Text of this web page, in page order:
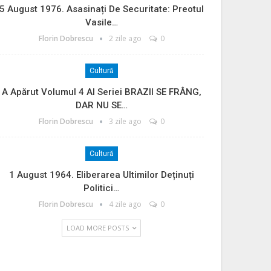
5 August 1976. Asasinați De Securitate: Preotul
Vasile…
Florin Dobrescu 2 zile ago 0
Cultură
A Apărut Volumul 4 Al Seriei BRAZII SE FRÂNG,
DAR NU SE…
Florin Dobrescu 3 zile ago 0
Cultură
1 August 1964. Eliberarea Ultimilor Deținuți
Politici…
Florin Dobrescu 4 zile ago 0
LOAD MORE POSTS